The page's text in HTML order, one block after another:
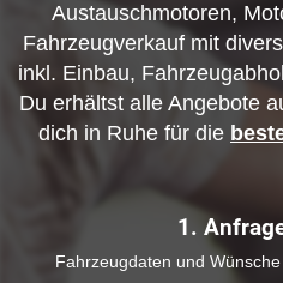
Austauschmotoren,
Fahrzeugverkauf mit
inkl. Einbau,
Du erhältst alle Angebote
dich in Ruhe für die
1.
Fahrzeugdaten und